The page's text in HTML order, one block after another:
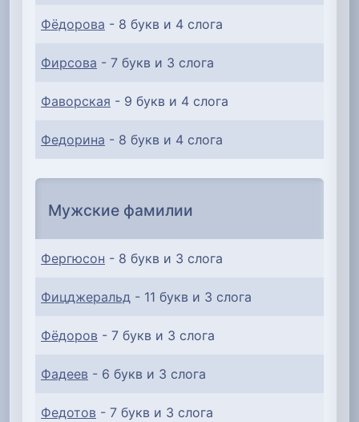
Фёдорова - 8 букв и 4 слога
Фирсова - 7 букв и 3 слога
Фаворская - 9 букв и 4 слога
Федорина - 8 букв и 4 слога
Мужские фамилии
Фергюсон - 8 букв и 3 слога
Фицджеральд - 11 букв и 3 слога
Фёдоров - 7 букв и 3 слога
Фадеев - 6 букв и 3 слога
Федотов - 7 букв и 3 слога